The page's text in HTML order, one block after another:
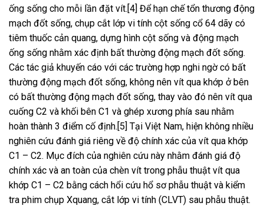
ống sống cho mỗi lần đặt vít.[4] Để hạn chế tổn thương động
mạch đốt sống, chụp cắt lớp vi tính cột sống cổ 64 dãy có
tiêm thuốc cản quang, dựng hình cột sống và động mạch
ống sống nhằm xác định bất thường động mạch đốt sống.
Các tác giả khuyến cáo với các trường hợp nghi ngờ có bất
thường động mạch đốt sống, không nên vít qua khớp ở bên
có bất thường động mạch đốt sống, thay vào đó nên vít qua
cuống C2 và khối bên C1 và ghép xương phía sau nhằm
hoàn thành 3 điểm cố định.[5] Tại Việt Nam, hiện không nhiều
nghiên cứu đánh giá riêng về độ chính xác của vít qua khớp
C1 – C2. Mục đích của nghiên cứu này nhằm đánh giá độ
chính xác và an toàn của chèn vít trong phẫu thuật vít qua
khớp C1 – C2 bằng cách hổi cứu hổ sơ phẫu thuật và kiểm
tra phim chụp Xquang, cắt lớp vi tính (CLVT) sau phẫu thuật.